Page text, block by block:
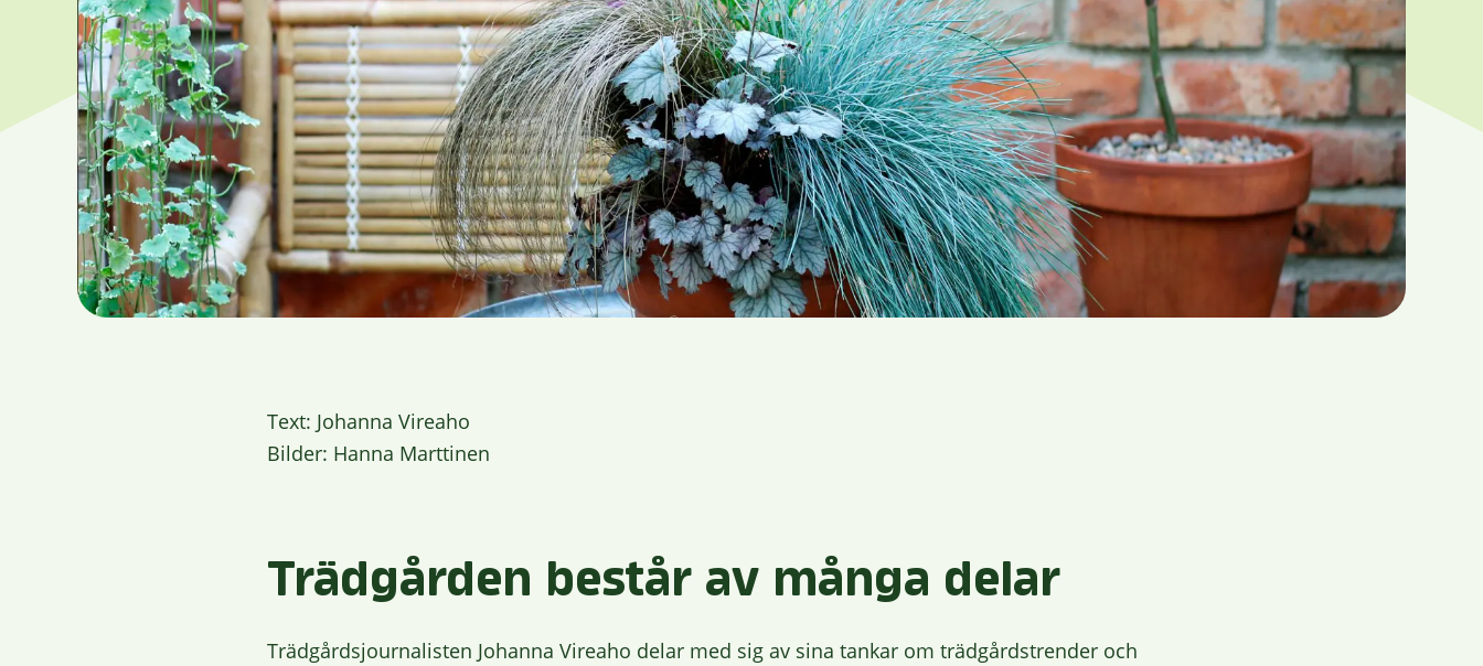
Text: Johanna Vireaho
Bilder: Hanna Marttinen
Trädgården består av många delar
Trädgårdsjournalisten Johanna Vireaho delar med sig av sina tankar om trädgårdstrender och